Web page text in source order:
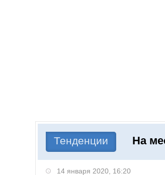
Поиск
НОВОСТИ СТАТЬИ
Тенденции На
14 января 2020, 16:20